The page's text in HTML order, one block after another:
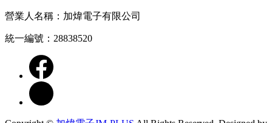
營業人名稱：加煒電子有限公司
統一編號：28838520